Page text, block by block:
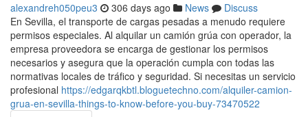
alexandreh050peu3 306 days ago News
Discuss
En Sevilla, el transporte de cargas pesadas a menudo requiere
permisos especiales. Al alquilar un camión grúa con operador, la
empresa proveedora se encarga de gestionar los permisos
necesarios y asegura que la operación cumpla con todas las
normativas locales de tráfico y seguridad. Si necesitas un servicio
profesional https://edgarqkbtl.bloguetechno.com/alquiler-camion-
grua-en-sevilla-things-to-know-before-you-buy-73470522